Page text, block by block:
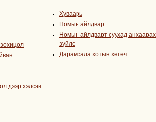
дээр хэлсэн
Хуваарь
Номын айлдвар
Номын айлдварт суухад анхаарах
зүйлс
Дарамсала хотын хөтөч